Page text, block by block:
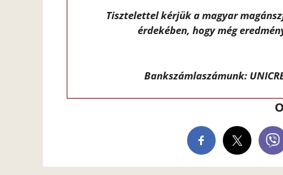
Tisztelettel kérjük a magyar
érdekében, hogy még
Bankszámlaszámunk: